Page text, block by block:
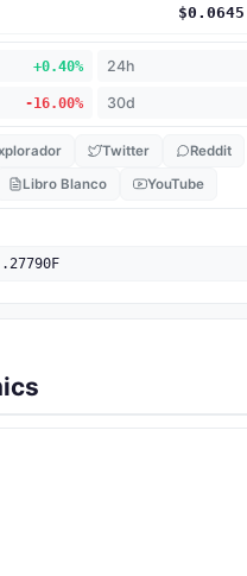
$0.0645
+0.40% 24h
-16.00% 30d
Twitter
Reddit
Libro Blanco YouTube